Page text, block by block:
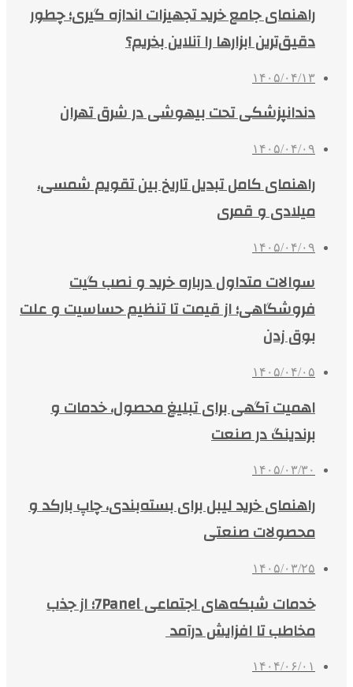
راهنمای جامع خرید تجهیزات اندازه گیری؛ چطور
دقیق‌ترین ابزارها را آنلاین بخریم؟
۱۴۰۵/۰۴/۱۳
دندانپزشکی تحت بیهوشی در شرق تهران
۱۴۰۵/۰۴/۰۹
راهنمای کامل تبدیل تاریخ بین تقویم شمسی،
میلادی و قمری
۱۴۰۵/۰۴/۰۹
سوالات متداول درباره خرید و نصب گیت
فروشگاهی؛ از قیمت تا تنظیم حساسیت و علت
بوق زدن
۱۴۰۵/۰۴/۰۵
اهمیت آگهی برای تبلیغ محصول، خدمات و
برندینگ در صنعت
۱۴۰۵/۰۳/۳۰
راهنمای خرید لیبل برای بسته‌بندی، چاپ بارکد و
محصولات صنعتی
۱۴۰۵/۰۳/۲۵
خدمات شبکه‌های اجتماعی 7Panel؛ از جذب
مخاطب تا افزایش درآمد
۱۴۰۴/۰۶/۰۱